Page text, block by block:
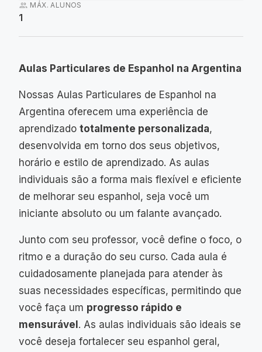
group MÁX. ALUNOS
1
Aulas Particulares de Espanhol na Argentina
Nossas Aulas Particulares de Espanhol na
Argentina oferecem uma experiência de
aprendizado totalmente personalizada,
desenvolvida em torno dos seus objetivos,
horário e estilo de aprendizado. As aulas
individuais são a forma mais flexível e eficiente
de melhorar seu espanhol, seja você um
iniciante absoluto ou um falante avançado.
Junto com seu professor, você define o foco, o
ritmo e a duração do seu curso. Cada aula é
cuidadosamente planejada para atender às
suas necessidades específicas, permitindo que
você faça um progresso rápido e
mensurável . As aulas individuais são ideais se
você deseja fortalecer seu espanhol geral,